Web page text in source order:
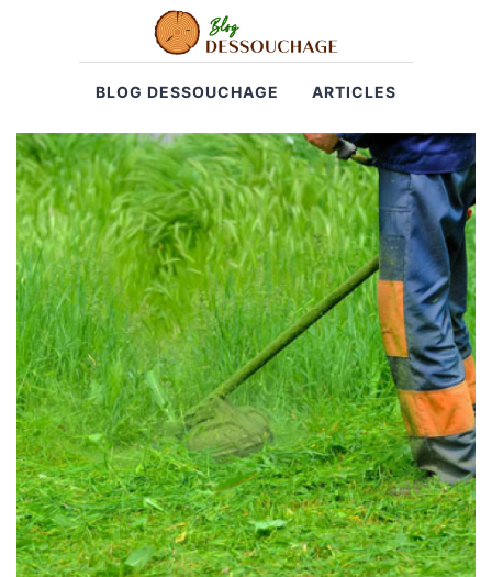
BLOG DESSOUCHAGE ARTICLES